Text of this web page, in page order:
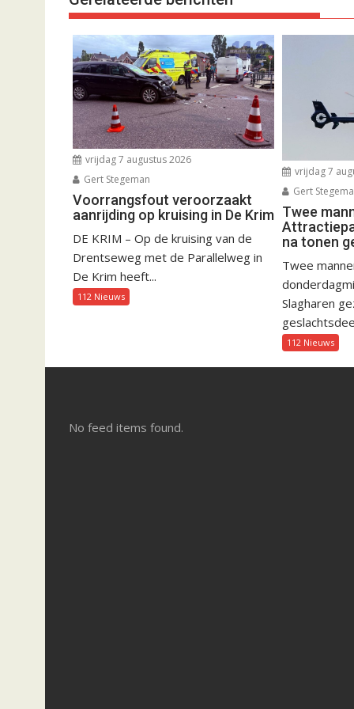
vrijdag 7 augustus 2026
Gert Stegeman
Voorrangsfout veroorzaakt
aanrijding op kruising in De Krim
DE KRIM – Op de kruising van de
Drentseweg met de Parallelweg in
De Krim heeft...
112 Nieuws
vrijdag 7
Gert
Twee
na tonen
Twee
Slagharen
112 Nieuws
No feed items found.